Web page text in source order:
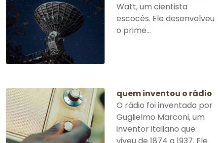
Watt, um cientista
escocês. Ele desenvolveu
o prime...
quem inventou o rádio
O rádio foi inventado por
Guglielmo Marconi, um
inventor italiano que